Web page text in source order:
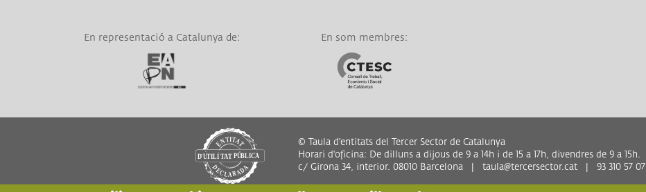
En representació a Catalunya de:
Link a EAPN En som membres:
Link a CTESC
© Taula d'entitats del Tercer Sector de Catalunya
Horari d'oficina: De dilluns a dijous de 9 a 14h i de 15 a 17h, divendres de 9 a 15h.
c/ Girona 34, interior. 08010 Barcelona | taula@tercersector.cat | 93 310 57 07